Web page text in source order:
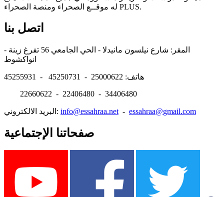
له موقــع الصحراء ومنصة الصحراء PLUS.
اتصل بنا
المقر: شارع نيلسون مانيدلا - الحي الجامعي 56 تفرغ زينة -
هاتف: 25000622 - 45250731 - 45255931
22660622 - 22406480 - 34406480
البريد الالكتروني: info@essahraa.net - essahraa@gmail.com
صفحاتنا الإجتماعية